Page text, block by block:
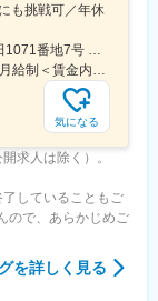
も挑戦可／年休
＜勤務地詳細＞高田工場住所：千葉県柏市高田1071番地7号 勤務地最寄駅：つくばエクスプレス線／柏の葉キャンパス駅受動喫煙対策：屋内全面禁煙変更の範囲：【変更の範囲：流山本社および高田工場】
＜予定年収＞500万円～750万円＜賃金形態＞月給制＜賃金内訳＞月額（基本給）：300,000円～430,000円＜月給＞300,000円～430,000円＜昇給有無＞有＜残業手当＞有＜給与補足＞※経験・スキルを考慮の上決定いたします。■賞与：年2回（7月・12月）※昨年実績4.2ヶ月■昇給：年1回（1月）■モデル年収：・年収580万円 主任（月給34万円×12ヶ月＋諸手当）・年収820万円 課長（月給48万円×12ヶ月＋諸手当）賃金はあくまでも目安の金額であり、選考を通じて上下する可能性があります。月給(月額)は固定手当を含めた表記です。
気になる
求人は除く）。
していることもご
ので、あらかじめご
を詳しく見る